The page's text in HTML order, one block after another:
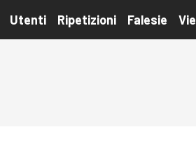
Utenti Ripetizioni Falesie Vie